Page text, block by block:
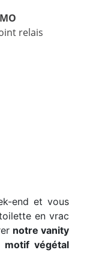
relais
end et vous
en vrac
notre vanity
végétal